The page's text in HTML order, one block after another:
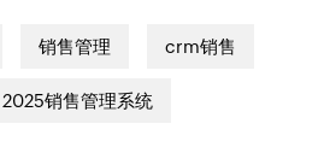
销售管理 crm销售
2025销售管理系统